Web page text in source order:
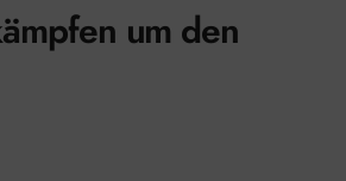
um den